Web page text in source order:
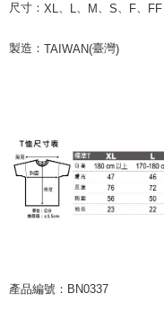
尺寸： XL、 L、 M 、 S、 F、 FF
製造： TAIWAN(臺灣)
產品編號：BN0337